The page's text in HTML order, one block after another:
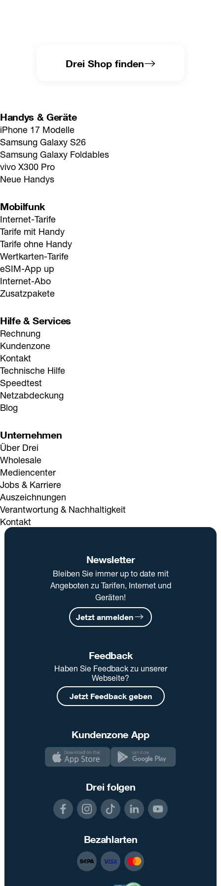
Drei Shop finden
Handys & Geräte
iPhone 17 Modelle
Samsung Galaxy S26
Samsung Galaxy Foldables
vivo X300 Pro
Neue Handys
Mobilfunk
Internet-Tarife
Tarife mit Handy
Tarife ohne Handy
Wertkarten-Tarife
eSIM-App up
Internet-Abo
Zusatzpakete
Hilfe & Services
Rechnung
Kundenzone
Kontakt
Technische Hilfe
Speedtest
Netzabdeckung
Blog
Unternehmen
Über Drei
Wholesale
Mediencenter
Jobs & Karriere
Auszeichnungen
Verantwortung & Nachhaltigkeit
Kontakt
Newsletter
Bleiben Sie immer up to date mit
Angeboten zu Tarifen, Internet und
Geräten!
Jetzt anmelden
Feedback
Haben Sie Feedback zu unserer
Webseite?
Jetzt Feedback geben
Kundenzone App
Drei folgen
Bezahlarten